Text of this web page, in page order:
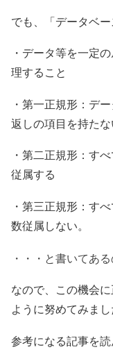
でも、「データベ
・データ等を一定
理すること
・第一正規形：デ
返しの項目を持たな
・第二正規形：す
従属する
・第三正規形：す
数従属しない。
・・・と書いてあ
なので、この機会
ように努めてみまし
参考になる記事を